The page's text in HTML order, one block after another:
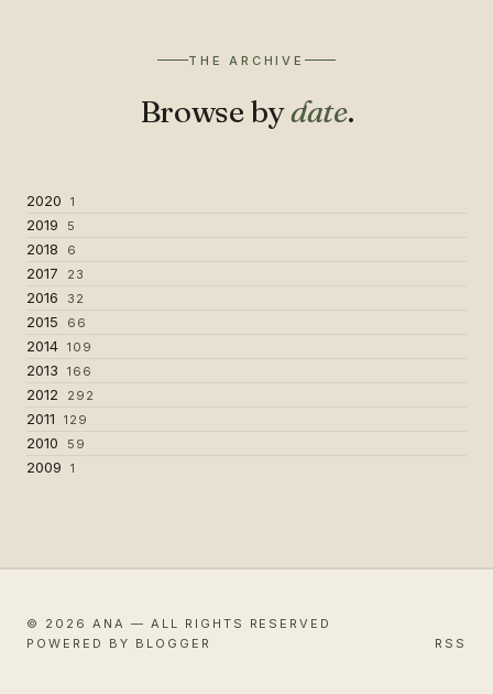
THE ARCHIVE
Browse bydate.
2020 1
2019 5
2018 6
2017 23
2016 32
2015 66
2014 109
2013 166
2012 292
2011 129
2010 59
2009 1
© 2026 ANA — ALL RIGHTS RESERVED
POWERED BY BLOGGER
RSS